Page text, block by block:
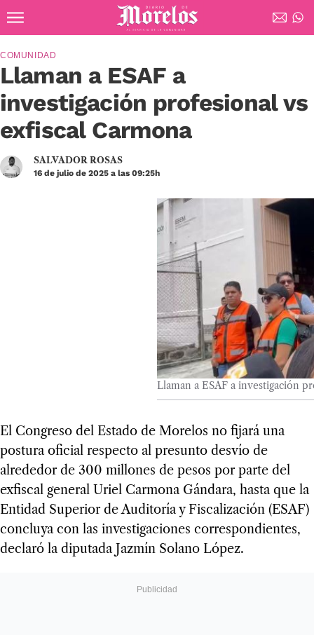
Diario de Morelos
Llaman a ESAF a
investigación profesional vs
exfiscal Carmona
COMUNIDAD
SALVADOR ROSAS
16 de julio de 2025 a las 09:25h
Llaman a ESAF a investigación
El Congreso del Estado de Morelos no fijará una
postura oficial respecto al presunto desvío de
alrededor de 300 millones de pesos por parte del
exfiscal general Uriel Carmona Gándara, hasta que la
Entidad Superior de Auditoría y Fiscalización (ESAF)
concluya con las investigaciones correspondientes,
declaró la diputada Jazmín Solano López.